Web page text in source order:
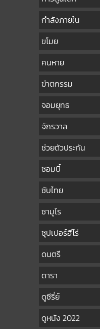
กำลังภายใน
ขโมย
คนหาย
ฆ่าตกรรม
จอมยุทธ
จักรวาล
ช่วยตัวประกัน
ซอมบี้
ซับไทย
ซามูไร
ซุปเปอร์ฮีโร่
ดนตรี
ดารา
ดูซีรี่ย์
ดูหนัง 2022